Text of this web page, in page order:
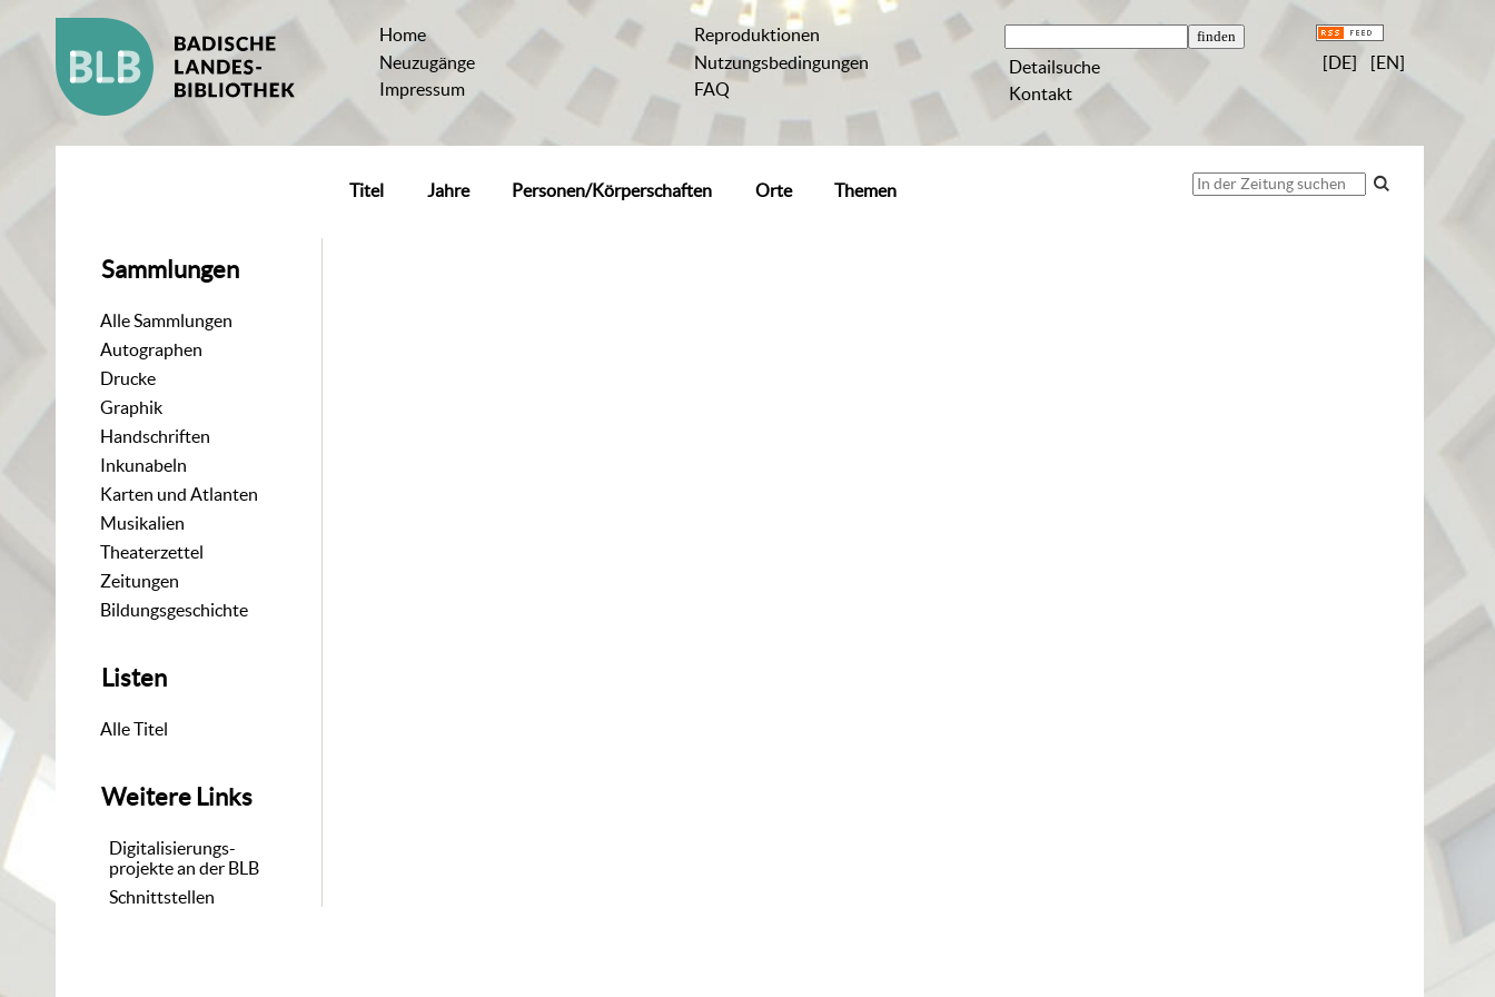
Home
Neuzugänge
Impressum
Reproduktionen
Nutzungsbedingungen
FAQ
Detailsuche
Kontakt
[DE] [EN]
Sammlungen
Alle Sammlungen
Autographen
Drucke
Graphik
Handschriften
Inkunabeln
Karten und Atlanten
Musikalien
Theaterzettel
Zeitungen
Bildungsgeschichte
Listen
Alle Titel
Weitere Links
Digitalisierungs-
projekte an der BLB
Schnittstellen
Titel Jahre Personen/Körperschaften Orte Themen